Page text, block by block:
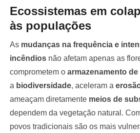
Ecossistemas em
às populações
As mudanças na frequência e
incêndios não afetam apenas as
comprometem o armazenamento
a biodiversidade, aceleram a
ameaçam diretamente meios de
dependem da vegetação natural.
povos tradicionais são os mais